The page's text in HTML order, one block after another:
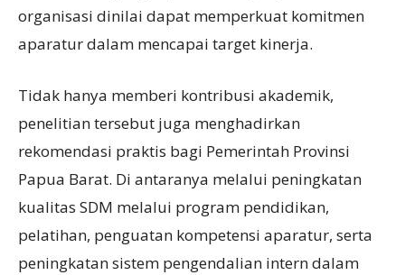
organisasi dinilai dapat memperkuat komitmen
aparatur dalam mencapai target kinerja.
Tidak hanya memberi kontribusi akademik,
penelitian tersebut juga menghadirkan
rekomendasi praktis bagi Pemerintah Provinsi
Papua Barat. Di antaranya melalui peningkatan
kualitas SDM melalui program pendidikan,
pelatihan, penguatan kompetensi aparatur, serta
peningkatan sistem pengendalian intern dalam